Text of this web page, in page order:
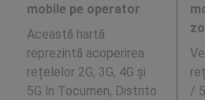
mobile pe operator
Această hartă
reprezintă acoperirea
rețelelor 2G, 3G, 4G și
5G în Tocumen, Distrito
/